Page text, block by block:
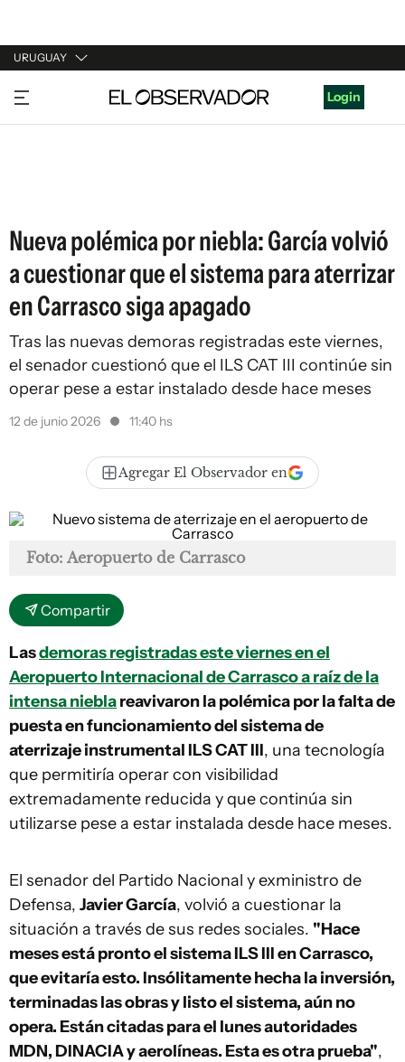
URUGUAY
URUGUAY
ARGENTINA
Login
Nueva polémica por niebla: García volvió
a cuestionar que el sistema para aterrizar
en Carrasco siga apagado
Tras las nuevas demoras registradas este viernes,
el senador cuestionó que el ILS CAT III continúe sin
operar pese a estar instalado desde hace meses
12 de junio 2026 11:40 hs
Agregar El Observador en
Foto: Aeropuerto de Carrasco
Compartir
Lasdemoras registradas este viernes en el
Aeropuerto Internacional de Carrasco a raíz de la
intensa nieblareavivaron la polémica por la falta de
puesta en funcionamiento del sistema de
aterrizaje instrumental ILS CAT III, una tecnología
que permitiría operar con visibilidad
extremadamente reducida y que continúa sin
utilizarse pese a estar instalada desde hace meses.
El senador del Partido Nacional y exministro de
Defensa, Javier García, volvió a cuestionar la
situación a través de sus redes sociales. "Hace
meses está pronto el sistema ILS III en Carrasco,
que evitaría esto. Insólitamente hecha la inversión,
terminadas las obras y listo el sistema, aún no
opera. Están citadas para el lunes autoridades
MDN, DINACIA y aerolíneas. Esta es otra prueba",